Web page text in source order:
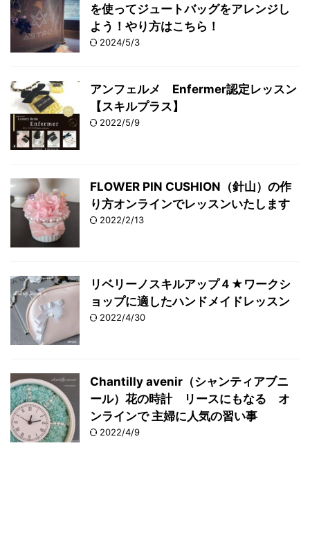
を使ってジュートバッグをアレンジし
よう！やり方はこちら！
2024/5/3
アンフェルメ Enfermer認定レッスン
【スキルプラス】
2022/5/9
FLOWER PIN CUSHION（針山）の作
り方オンラインでレッスンいたします
2022/2/13
リベリーノスキルアップ４★ワークシ
ョップに適したハンドメイドレッスン
2022/4/30
Chantilly avenir（シャンティアブニ
ール）花の時計 リースにもなる オ
ンラインで 主婦に人気の習い事
2022/4/9